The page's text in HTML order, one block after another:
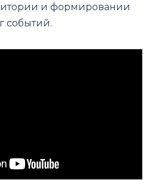
и формировании
событий.